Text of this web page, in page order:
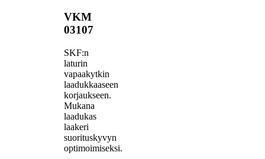
VKM
03107
SKF:n
laturin
vapaakytkin
laadukkaaseen
korjaukseen.
Mukana
laadukas
laakeri
suorituskyvyn
optimoimiseksi.